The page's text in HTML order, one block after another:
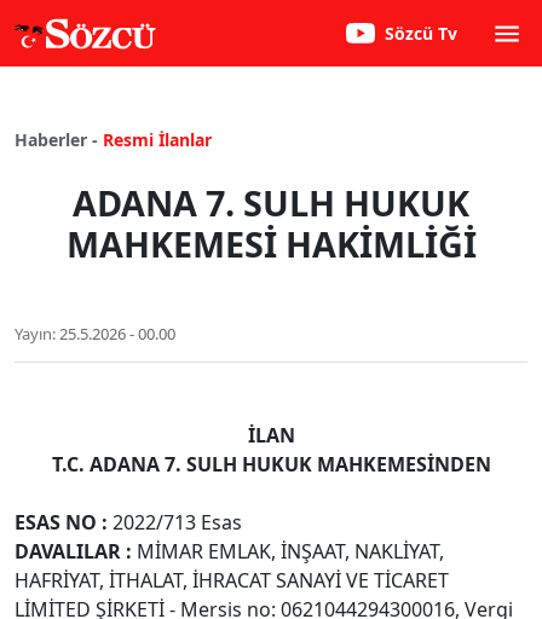
Sözcü Tv
Haberler - Resmi İlanlar
ADANA 7. SULH HUKUK
MAHKEMESİ HAKİMLİĞİ
Yayın:25.5.2026 - 00.00
İLAN
T.C. ADANA 7. SULH HUKUK MAHKEMESİNDEN
ESAS NO : 2022/713 Esas
DAVALILAR : MİMAR EMLAK, İNŞAAT, NAKLİYAT,
HAFRİYAT, İTHALAT, İHRACAT SANAYİ VE TİCARET
LİMİTED ŞİRKETİ - Mersis no: 0621044294300016, Vergi